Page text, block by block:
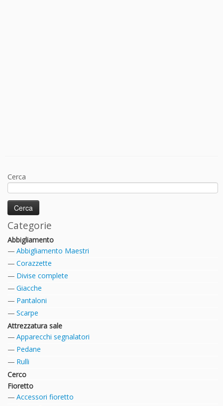
Cerca
Categorie
Abbigliamento
Abbigliamento Maestri
Corazzette
Divise complete
Giacche
Pantaloni
Scarpe
Attrezzatura sale
Apparecchi segnalatori
Pedane
Rulli
Cerco
Fioretto
Accessori fioretto